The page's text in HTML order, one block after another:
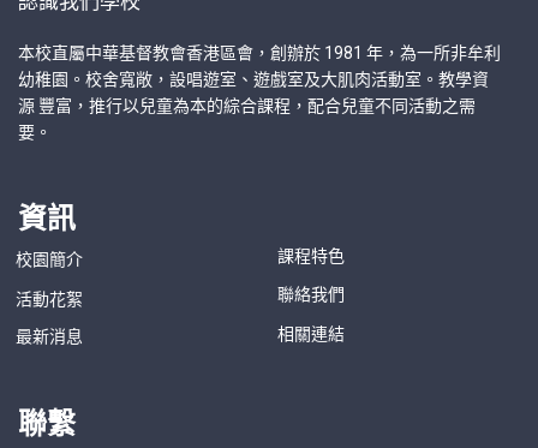
本校直屬中華基督教會香港區會，創辦於 1981 年，為一所非牟利
幼稚園。校舍寬敞，設唱遊室、遊戲室及大肌肉活動室。教學資
源 豐富，推行以兒童為本的綜合課程，配合兒童不同活動之需
要。
資訊
校園簡介
活動花絮
最新消息
課程特色
聯絡我們
相關連結
聯繫